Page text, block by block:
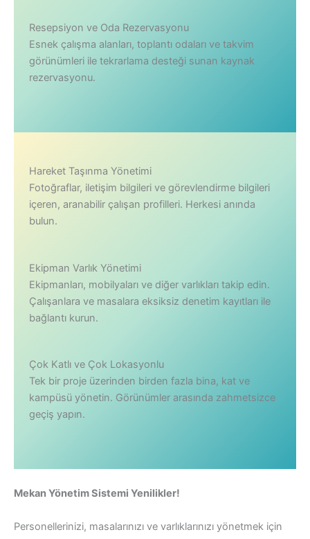
Resepsiyon ve Oda Rezervasyonu
Esnek çalışma alanları, toplantı odaları ve takvim
görünümleri ile tekrarlama desteği sunan kaynak
rezervasyonu.
Hareket Taşınma Yönetimi
Fotoğraflar, iletişim bilgileri ve görevlendirme bilgileri
içeren, aranabilir çalışan profilleri. Herkesi anında
bulun.
Ekipman Varlık Yönetimi
Ekipmanları, mobilyaları ve diğer varlıkları takip edin.
Çalışanlara ve masalara eksiksiz denetim kayıtları ile
bağlantı kurun.
Çok Katlı ve Çok Lokasyonlu
Tek bir proje üzerinden birden fazla bina, kat ve
kampüsü yönetin. Görünümler arasında zahmetsizce
geçiş yapın.
Mekan Yönetim Sistemi Yenilikler!
Personellerinizi, masalarınızı ve varlıklarınızı yönetmek için